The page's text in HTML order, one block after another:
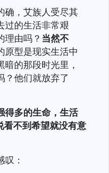
确，艾族人受尽其
过的生活非常艰
理由吗？ 当然不
原型是现实生活中
的那段时光里，
？他们就放弃了
得多的生命，生活
看不到希望就没有意
：